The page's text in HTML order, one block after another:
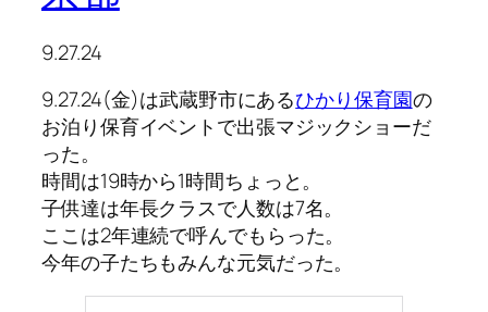
9.27.24
9.27.24(金)は武蔵野市にあるひかり保育園の
お泊り保育イベントで出張マジックショーだ
った。
時間は19時から1時間ちょっと。
子供達は年長クラスで人数は7名。
ここは2年連続で呼んでもらった。
今年の子たちもみんな元気だった。